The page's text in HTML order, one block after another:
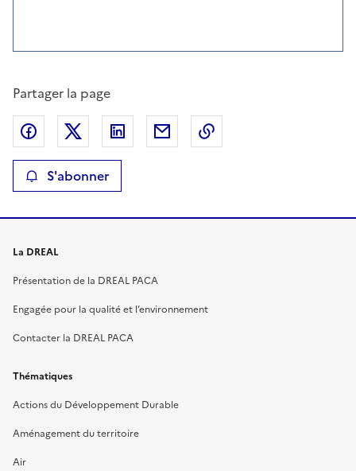
Partager la page
Partager sur Facebook
Partager sur XPartager sur LinkedIn
Partager par email
S'abonner
La DREAL
Présentation de la DREAL PACA
Engagée pour la qualité et l’environnement
Contacter la DREAL PACA
Thématiques
Actions du Développement Durable
Aménagement du territoire
Air